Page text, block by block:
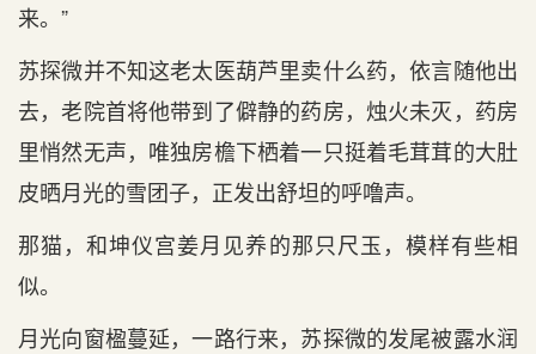
来。”
苏探微并不知这老太医葫芦里卖什么药，依言随他出
去，老院首将他带到了僻静的药房，烛火未灭，药房
里悄然无声，唯独房檐下栖着一只挺着毛茸茸的大肚
皮晒月光的雪团子，正发出舒坦的呼噜声。
那猫，和坤仪宫姜月见养的那只尺玉，模样有些相
似。
月光向窗楹蔓延，一路行来，苏探微的发尾被露水润